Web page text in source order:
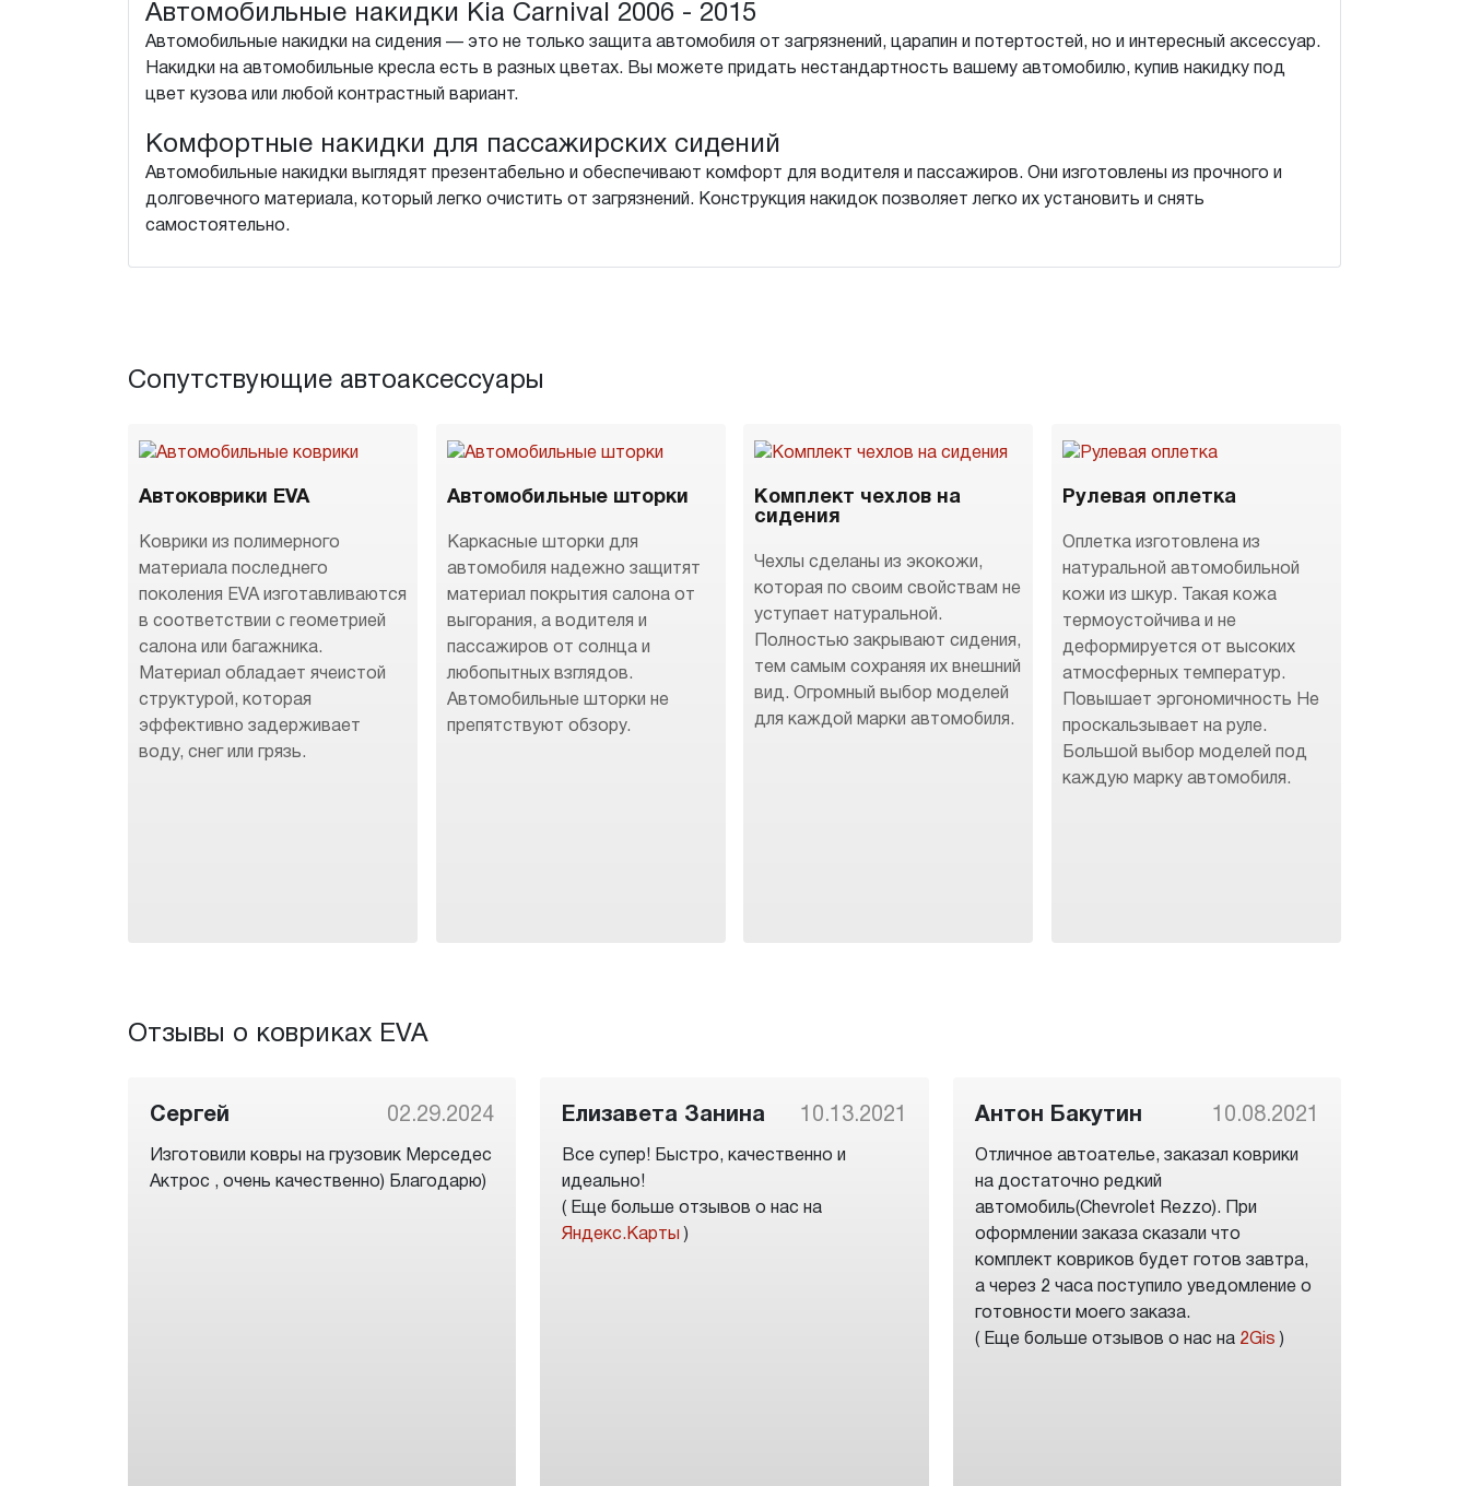
Автомобильные накидки Kia Carnival 2006 - 2015
Автомобильные накидки на сидения — это не только защита автомобиля от загрязнений, царапин и потертостей, но и интересный аксессуар.
Накидки на автомобильные кресла есть в разных цветах. Вы можете придать нестандартность вашему автомобилю, купив накидку под
цвет кузова или любой контрастный вариант.
Комфортные накидки для пассажирских сидений
Автомобильные накидки выглядят презентабельно и обеспечивают комфорт для водителя и пассажиров. Они изготовлены из прочного и
долговечного материала, который легко очистить от загрязнений. Конструкция накидок позволяет легко их установить и снять
самостоятельно.
Сопутствующие автоаксессуары
Автоковрики EVA
Коврики из полимерного
материала последнего
поколения EVA изготавливаются
в соответствии с геометрией
салона или багажника.
Материал обладает ячеистой
структурой, которая
эффективно задерживает
воду, снег или грязь.
Автомобильные шторки
Каркасные шторки для
автомобиля надежно защитят
материал покрытия салона от
выгорания, а водителя и
пассажиров от солнца и
любопытных взглядов.
Автомобильные шторки не
препятствуют обзору.
Комплект чехлов на
сидения
Чехлы сделаны из экокожи,
которая по своим свойствам не
уступает натуральной.
Полностью закрывают сидения,
тем самым сохраняя их внешний
вид. Огромный выбор моделей
для каждой марки автомобиля.
Рулевая оплетка
Оплетка изготовлена из
натуральной автомобильной
кожи из шкур. Такая кожа
термоустойчива и не
деформируется от высоких
атмосферных температур.
Повышает эргономичность Не
проскальзывает на руле.
Большой выбор моделей под
каждую марку автомобиля.
Отзывы о ковриках EVA
Сергей 02.29.2024
Изготовили ковры на грузовик Мерседес
Актрос , очень качественно) Благодарю)
Елизавета Занина 10.13.2021
Все супер! Быстро, качественно и
идеально!
( Еще больше отзывов о нас на
Яндекс.Карты )
Антон Бакутин 10.08.2021
Отличное автоателье, заказал коврики
на достаточно редкий
автомобиль(Chevrolet Rezzo). При
оформлении заказа сказали что
комплект ковриков будет готов завтра,
а через 2 часа поступило уведомление о
готовности моего заказа.
( Еще больше отзывов о нас на 2Gis )